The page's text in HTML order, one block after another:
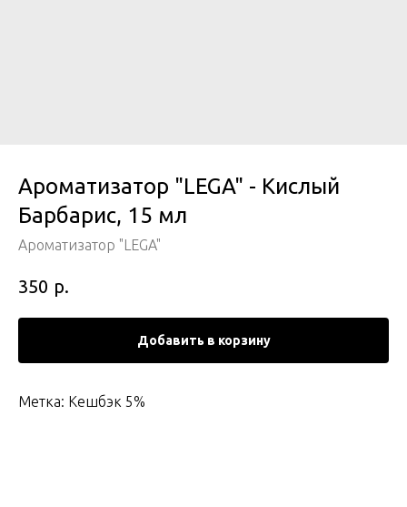
Ароматизатор "LEGA" - Кислый
Барбарис, 15 мл
Ароматизатор "LEGA"
350 р.
Добавить в корзину
Метка: Кешбэк 5%